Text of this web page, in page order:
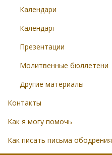
Календари
Календарі
Презентации
Молитвенные бюллетени
Другие материалы
Контакты
Как я могу помочь
Как писать письма ободрения